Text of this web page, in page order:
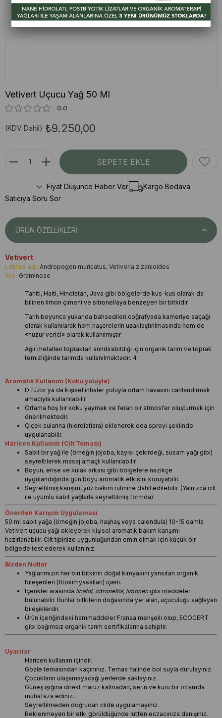
Vetivert Uçucu Yağ 50 Ml
0.0
₺9.250,00
(KDV Dahil)
Fiyat Düşünce Haber Ver
Kargo Bedava
Satıcıya Soru Sor
ÜRÜN ÖZELLIKLERI
Vetivert
Latince adı: Andropogon muricatus, Vetiveria zizanioides
Aile: Gramineae
Tahiti, Haiti, Hindistan, Java gibi bölgelerde kus-kus olarak da
bilinen limon çimeni ve sitronellaya benzeyen bir bitkidir.
Tarih boyunca yukarıda bahsedilen coğrafyada kameriye saçağı
olarak kullanılarak hem haşerelerin uzaklaştırılmasında hem de
«huzur verici» olarak kullanılmıştır.
Ağır metalleri topraktan arındırabildiği için organik tarım ve toprak
temizliğinde tarımda kullanılmaktadır. 4
Aromatik Kullanım (Koku yoluyla)
Difüzör ya da kişisel inhaler yoluyla ortam havasını canlandırmak
amacıyla kullanılabilir.
Ortama hoş bir koku yaymak ve ferah bir atmosfer oluşturmak için
önerilmektedir.
Çiçek sularına (hidrolatlara) eklenerek oda spreyi şeklinde
uygulanabilir.
Haricen Kullanım (Cilt Teması)
Sabit bir yağ ile (örneğin jojoba, kayısı çekirdeği, susam yağı gibi)
seyreltilerek masaj amaçlı kullanılabilir.
Boyun, ense ve kulak arkası gibi bölgelere nazikçe
uygulandığında gün boyu aromatik etkisini koruyabilir.
Seyreltilmiş karışım, yüz bakım rutinine dahil edilebilir. (Yalnızca cilt
ile uyumlu sabit yağlarla seyreltilmiş formda)
Önerilen Karışım Uygulaması
50 ml sabit yağa (örneğin jojoba, haşhaş veya calendula) 10-15 damla
Vetivert uçucu yağı ekleyerek kişisel aromatik bakım karışımı
hazırlanabilir. Cilt tipinize uygunluğundan emin olmak için küçük bir
bölgede test ederek kullanınız.
Bizden Notlar
Yağlarımızın her biri bitkinin doğal kimyasını yansıtan organik
bileşenleri (fitokimyasalları) içerir.
İçerikler arasında linalol, citronellol, limonengibi maddeler
bulunabilir. Bunlar bitkilerin doğasında yer alan, uçuculuğu sağlayan
bileşiklerdir.
Ürün içeriğindeki hammaddeler Fransa menşeili olup, ECOCERT
gibi bağımsız organik tarım sertifikalarına sahiptir.
Uyarılar
Haricen kullanım içindir.
Gözle temasından kaçınınız. Temas halinde bol suyla durulayınız.
Çocukların ulaşamayacağı yerlerde saklayınız.
Güneş ışığına direkt maruz kalmadan, serin ve kuru bir ortamda
muhafaza ediniz.
Seyreltilmeden doğrudan cilde uygulamayınız.
Beklenmeyen bir etki görüldüğünde lütfen eczacınıza danışınız.